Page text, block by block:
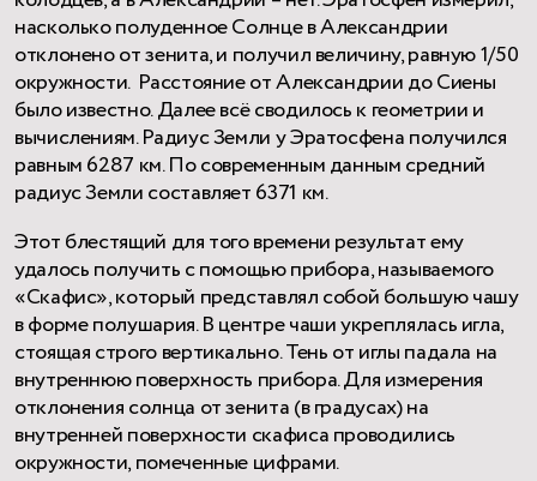
насколько полуденное Солнце в Александрии
отклонено от зенита, и получил величину, равную 1/50
окружности. Расстояние от Александрии до Сиены
было известно. Далее всё сводилось к геометрии и
вычислениям. Радиус Земли у Эратосфена получился
равным 6287 км. По современным данным средний
радиус Земли составляет 6371 км.
Этот блестящий для того времени результат ему
удалось получить с помощью прибора, называемого
«Скафис», который представлял собой большую чашу
в форме полушария. В центре чаши укреплялась игла,
стоящая строго вертикально. Тень от иглы падала на
внутреннюю поверхность прибора. Для измерения
отклонения солнца от зенита (в градусах) на
внутренней поверхности скафиса проводились
окружности, помеченные цифрами.